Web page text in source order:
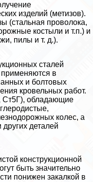
изделий (метизов).
(стальная проволока,
костыли и т.п.) и
пилы и т. д.).
сталей
в
и болтовых
кровельных работ.
Ст5Г), обладающие
колес, а
деталей
конструкционной
быть значительно
понижен закалкой в